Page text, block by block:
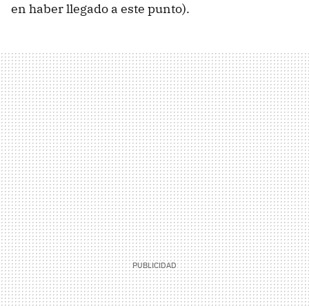
en haber llegado a este punto).